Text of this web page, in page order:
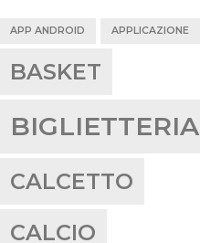
APP ANDROID APPLICAZIONE
BASKET
BIGLIETTERIA
CALCETTO
CALCIO